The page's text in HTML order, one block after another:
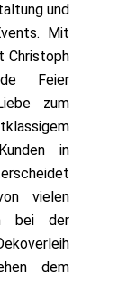
und
Mit
Christoph
Feier
zum
in
vielen
bei der
dem